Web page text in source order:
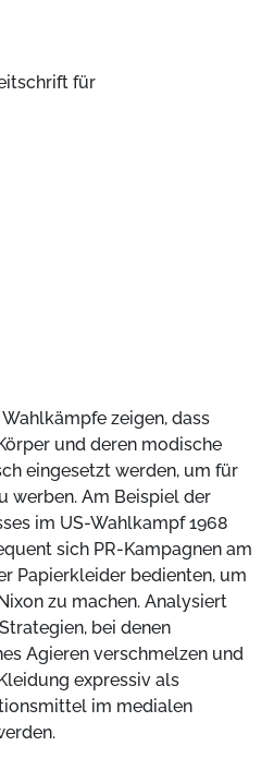
für
zeigen, dass
und deren modische
eingesetzt werden, um für
werben. Am Beispiel der
im US-Wahlkampf 1968
sich PR-Kampagnen am
Papierkleider bedienten, um
zu machen. Analysiert
bei denen
Agieren verschmelzen und
expressiv als
im medialen